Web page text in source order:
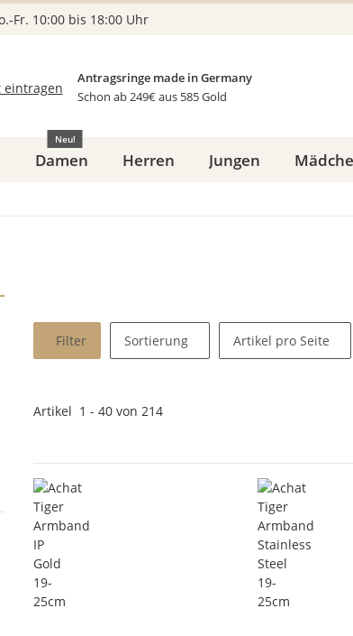
Fr. 10:00 bis 18:00 Uhr
Antragsringe made in Germany
Schon ab 249€ aus 585 Gold
Damen
Neu!
Herren Jungen
Filter Sortierung Artikel pro Seite
Artikel 1 - 40 von 214